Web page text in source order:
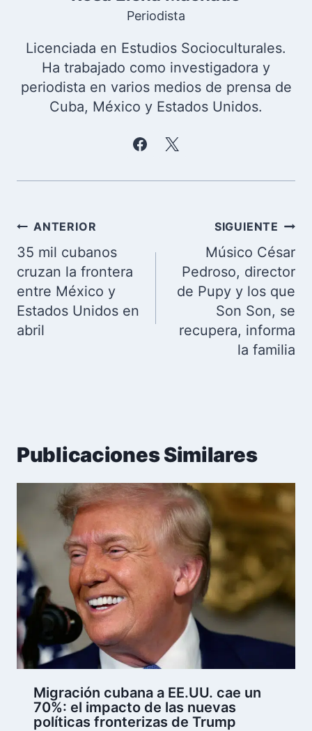
Periodista
Licenciada en Estudios Socioculturales.
Ha trabajado como investigadora y
periodista en varios medios de prensa de
Cuba, México y Estados Unidos.
Navegación
de
entradas
ANTERIOR
35 mil cubanos
cruzan la frontera
entre México y
Estados Unidos en
abril
SIGUIENTE
Músico César
Pedroso, director
de Pupy y los que
Son Son, se
recupera, informa
la familia
Publicaciones Similares
Migración cubana a EE.UU. cae un
70%: el impacto de las nuevas
políticas fronterizas de Trump